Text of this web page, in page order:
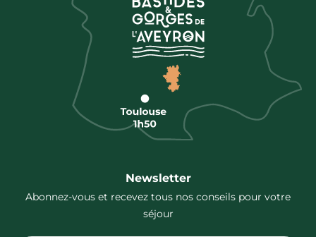
Newsletter
Abonnez-vous et recevez tous nos conseils pour votre
séjour